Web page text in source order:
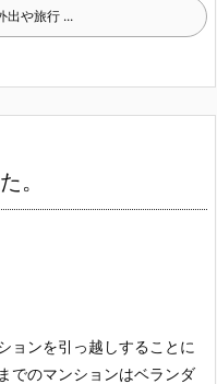
出や旅行 ...
。
ョンを引っ越しすることに
でのマンションはベランダ